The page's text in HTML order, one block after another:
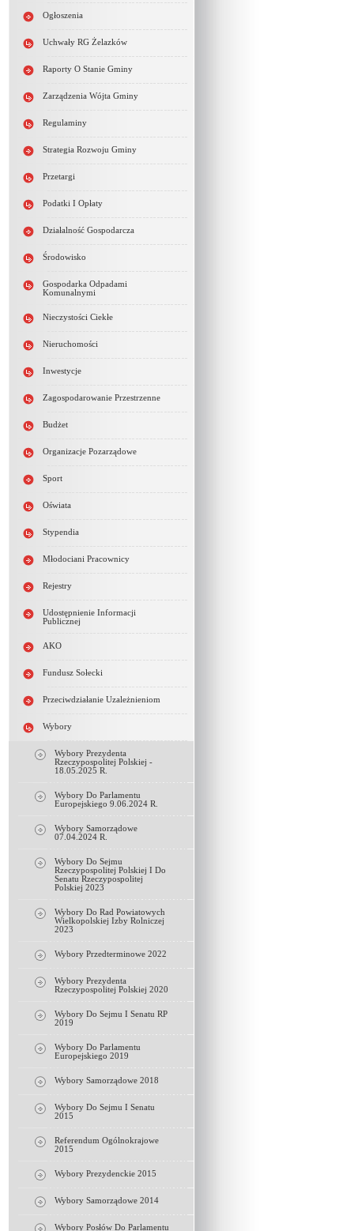
Ogłoszenia
Uchwały RG Żelazków
Raporty O Stanie Gminy
Zarządzenia Wójta Gminy
Regulaminy
Strategia Rozwoju Gminy
Przetargi
Podatki I Opłaty
Działalność Gospodarcza
Środowisko
Gospodarka Odpadami
Komunalnymi
Nieczystości Ciekłe
Nieruchomości
Inwestycje
Zagospodarowanie Przestrzenne
Budżet
Organizacje Pozarządowe
Sport
Oświata
Stypendia
Młodociani Pracownicy
Rejestry
Udostępnienie Informacji
Publicznej
AKO
Fundusz Sołecki
Przeciwdziałanie Uzależnieniom
Wybory
Wybory Prezydenta
Rzeczypospolitej Polskiej -
18.05.2025 R.
Wybory Do Parlamentu
Europejskiego 9.06.2024 R.
Wybory Samorządowe
07.04.2024 R.
Wybory Do Sejmu
Rzeczypospolitej Polskiej I Do
Senatu Rzeczypospolitej
Polskiej 2023
Wybory Do Rad Powiatowych
Wielkopolskiej Izby Rolniczej
2023
Wybory Przedterminowe 2022
Wybory Prezydenta
Rzeczypospolitej Polskiej 2020
Wybory Do Sejmu I Senatu RP
2019
Wybory Do Parlamentu
Europejskiego 2019
Wybory Samorządowe 2018
Wybory Do Sejmu I Senatu
2015
Referendum Ogólnokrajowe
2015
Wybory Prezydenckie 2015
Wybory Samorządowe 2014
Wybory Posłów Do Parlamentu